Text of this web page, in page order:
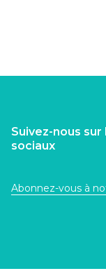
Suivez-nous
sociaux
Abonnez-vous à